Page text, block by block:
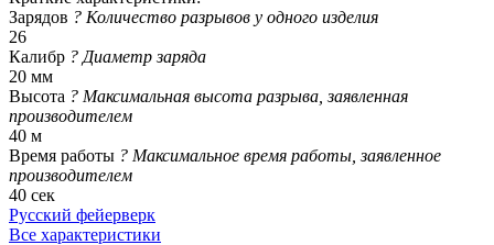
Зарядов ? Количество разрывов у одного изделия
26
Калибр ? Диаметр заряда
20 мм
Высота ? Максимальная высота разрыва, заявленная
производителем
40 м
Время работы ? Максимальное время работы, заявленное
производителем
40 сек
Русский фейерверк
Все характеристики